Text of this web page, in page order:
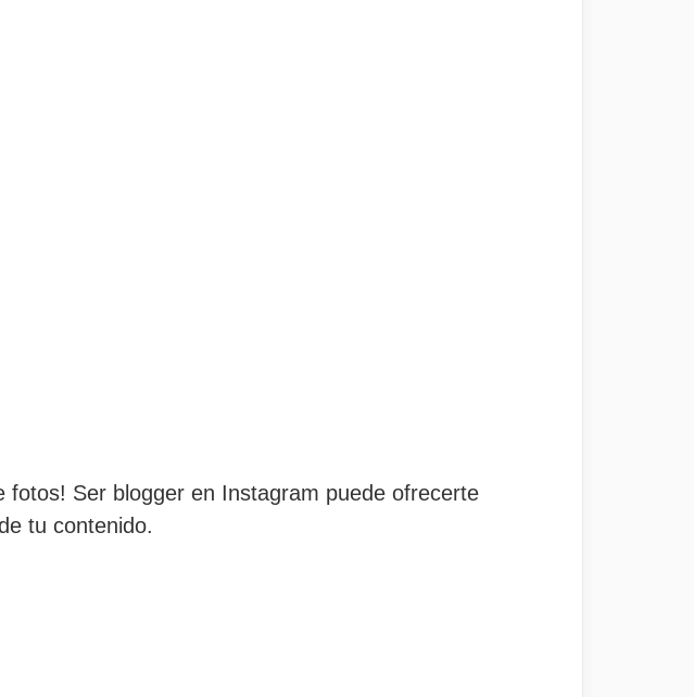
fotos! Ser blogger en Instagram puede ofrecerte
tu contenido.